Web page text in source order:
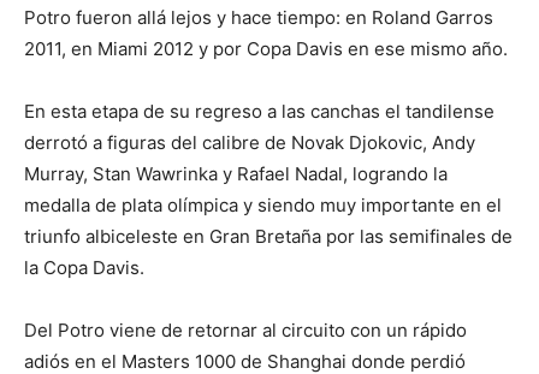
Potro fueron allá lejos y hace tiempo: en Roland Garros
2011, en Miami 2012 y por Copa Davis en ese mismo año.
En esta etapa de su regreso a las canchas el tandilense
derrotó a figuras del calibre de Novak Djokovic, Andy
Murray, Stan Wawrinka y Rafael Nadal, logrando la
medalla de plata olímpica y siendo muy importante en el
triunfo albiceleste en Gran Bretaña por las semifinales de
la Copa Davis.
Del Potro viene de retornar al circuito con un rápido
adiós en el Masters 1000 de Shanghai donde perdió